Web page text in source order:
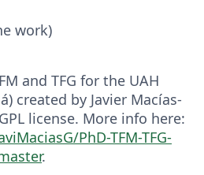
work)
and TFG for the UAH
created by Javier Macías-
license. More info here:
PhD-TFM-TFG-
.